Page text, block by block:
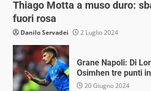
Thiago Motta a muso duro:
fuori rosa
Danilo Servadei 2 Luglio 2024
Grane Napoli: Di
Osimhen tre punti
20 Giugno 2024